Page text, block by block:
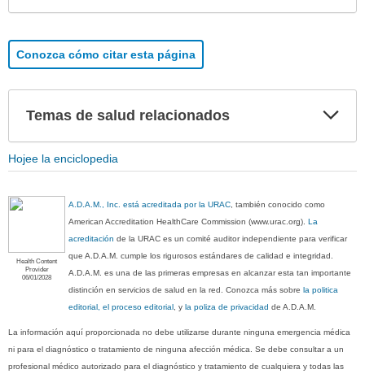
Conozca cómo citar esta página
Temas de salud relacionados
Hojee la enciclopedia
Health Content
Provider
06/01/2028
A.D.A.M., Inc. está acreditada por la URAC, también conocido como
American Accreditation HealthCare Commission (www.urac.org).La
acreditación de la URAC es un comité auditor independiente para verificar
que A.D.A.M. cumple los rigurosos estándares de calidad e integridad.
A.D.A.M. es una de las primeras empresas en alcanzar esta tan importante
distinción en servicios de salud en la red. Conozca más sobrela politica
editorial, el proceso editorial, yla poliza de privacidad de A.D.A.M.
La información aquí proporcionada no debe utilizarse durante ninguna emergencia médica
ni para el diagnóstico o tratamiento de ninguna afección médica. Se debe consultar a un
profesional médico autorizado para el diagnóstico y tratamiento de cualquiera y todas las